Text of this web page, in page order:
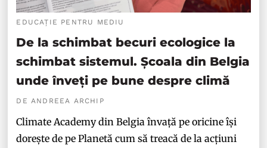
EDUCAȚIE PENTRU MEDIU
De la schimbat becuri ecologice la
schimbat sistemul. Școala din Belgia
unde înveți pe bune despre climă
DE ANDREEA ARCHIP
Climate Academy din Belgia învață pe oricine își
dorește de pe Planetă cum să treacă de la acțiuni